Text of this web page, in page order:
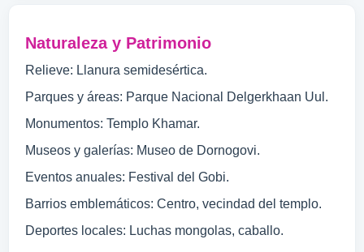
Naturaleza y Patrimonio
Relieve: Llanura semidesértica.
Parques y áreas: Parque Nacional Delgerkhaan Uul.
Monumentos: Templo Khamar.
Museos y galerías: Museo de Dornogovi.
Eventos anuales: Festival del Gobi.
Barrios emblemáticos: Centro, vecindad del templo.
Deportes locales: Luchas mongolas, caballo.